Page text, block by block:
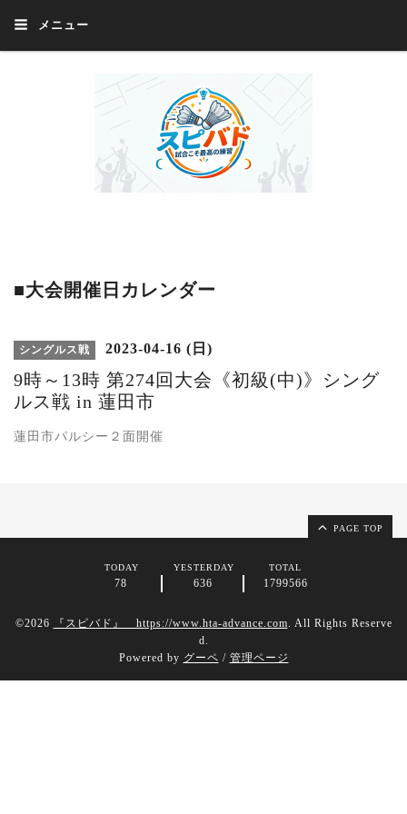
メニュー
■大会開催日カレンダー
シングルス戦 2023-04-16 (日)
9時～13時 第274回大会《初級(中)》シング
ルス戦 in 蓮田市
蓮田市パルシー２面開催
PAGE TOP
TODAY
78
YESTERDAY
636
TOTAL
1799566
©2026 『スピバド』 https://www.hta-advance.com. All Rights Reserve
d.
Powered by グーペ / 管理ページ